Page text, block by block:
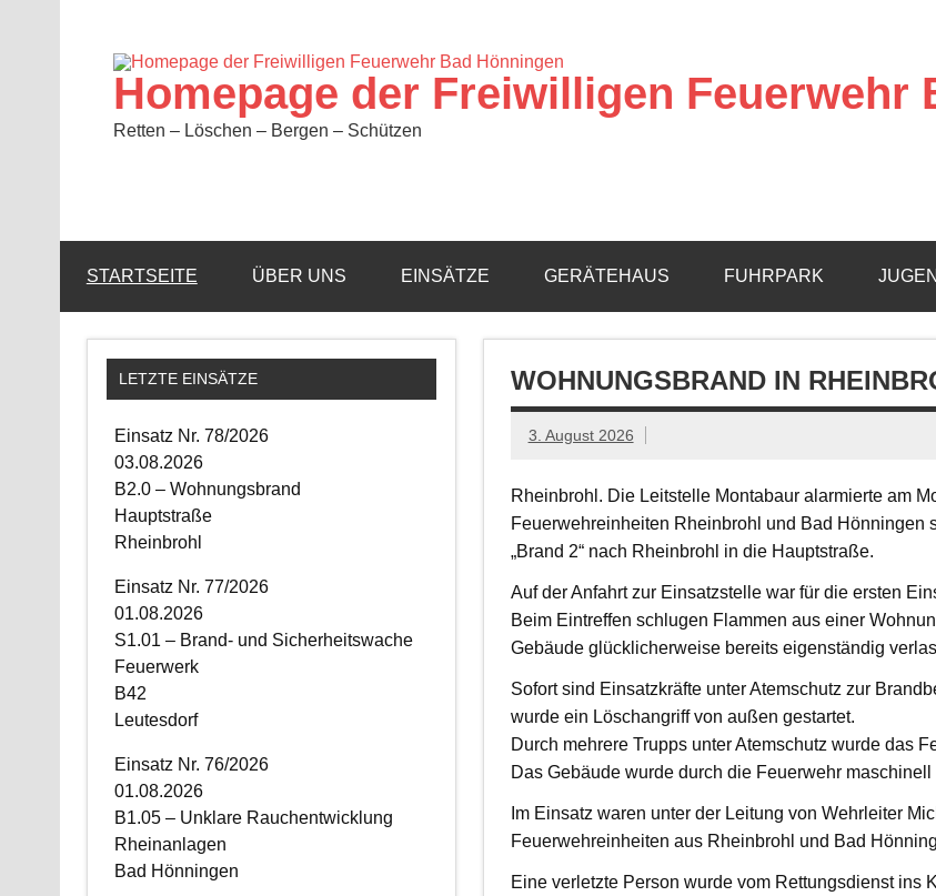
Homepage der Freiwilligen Feuerwehr
Retten – Löschen – Bergen – Schützen
STARTSEITE ÜBER UNS EINSÄTZE GERÄTEHAUS FUHRPARK
WOHNUNGSBRAND IN
3. August 2026
Rheinbrohl. Die Leitstelle Montabaur alarmierte am
Feuerwehreinheiten Rheinbrohl und Bad Hönningen
„Brand 2“ nach Rheinbrohl in die Hauptstraße.
Auf der Anfahrt zur Einsatzstelle war für die ersten
Beim Eintreffen schlugen Flammen aus einer
Gebäude glücklicherweise bereits eigenständig
Sofort sind Einsatzkräfte unter Atemschutz zur
wurde ein Löschangriff von außen gestartet.
Durch mehrere Trupps unter Atemschutz wurde das
Das Gebäude wurde durch die Feuerwehr maschinell
Im Einsatz waren unter der Leitung von Wehrleiter
Feuerwehreinheiten aus Rheinbrohl und Bad
Eine verletzte Person wurde vom Rettungsdienst ins
LETZTE EINSÄTZE
Einsatz Nr. 78/2026
03.08.2026
B2.0 – Wohnungsbrand
Hauptstraße
Rheinbrohl
Einsatz Nr. 77/2026
01.08.2026
S1.01 – Brand- und Sicherheitswache
Feuerwerk
B42
Leutesdorf
Einsatz Nr. 76/2026
01.08.2026
B1.05 – Unklare Rauchentwicklung
Rheinanlagen
Bad Hönningen